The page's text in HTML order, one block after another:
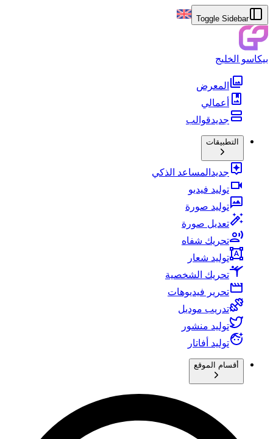
Toggle Sidebar
بيكاسو الخليج
المعرض
أعمالي
جديدقوالب
التطبيقات
جديد المساعد الذكي
توليد فيديو
توليد صورة
تعديل صورة
تحريك شفاه
توليد شعار
تحريك الشخصية
تحرير فيديوهات
تدريب موديل
توليد منشور
توليد أفاتار
أقسام الموقع